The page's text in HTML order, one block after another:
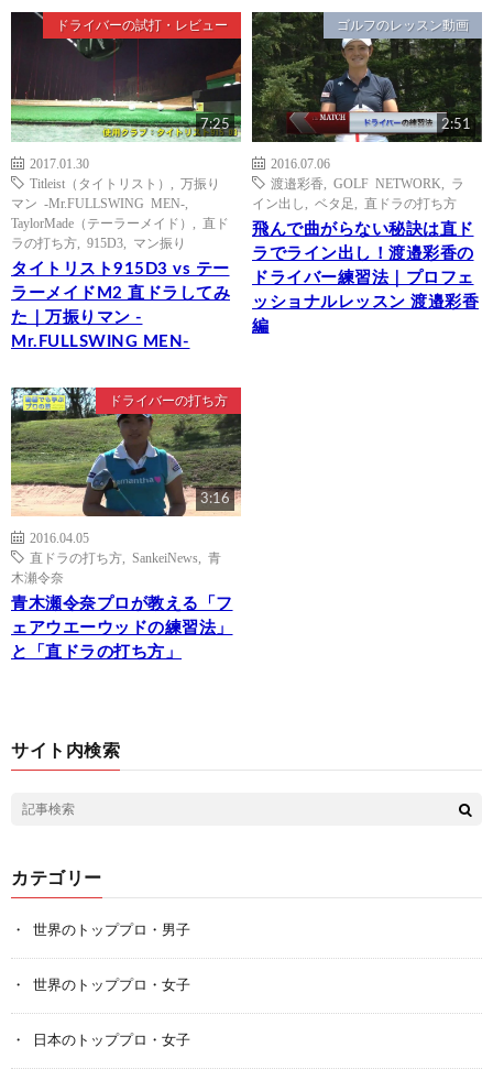
ドライバーの試打・レビュー
7:25
2017.01.30
Titleist（タイトリスト）
万振り
マン -Mr.FULLSWING MEN-
TaylorMade（テーラーメイド）
直ド
ラの打ち方
915D3 マン振り
タイトリスト915D3 vs テー
ラーメイドM2 直ドラしてみ
た｜万振りマン -
Mr.FULLSWING MEN-
ゴルフのレッスン動画
2:51
2016.07.06
渡邉彩香
GOLF NETWORK
ラ
イン出し
ベタ足 直ドラの打ち方
飛んで曲がらない秘訣は直ド
ラでライン出し！渡邉彩香の
ドライバー練習法｜プロフェ
ッショナルレッスン 渡邉彩香
編
ドライバーの打ち方
3:16
2016.04.05
直ドラの打ち方
SankeiNews
青
木瀬令奈
青木瀬令奈プロが教える「フ
ェアウエーウッドの練習法」
と「直ドラの打ち方」
サイト内検索
カテゴリー
世界のトッププロ・男子
世界のトッププロ・女子
日本のトッププロ・女子